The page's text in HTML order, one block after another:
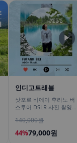
인디고트래블
삿포로 비에이 후라노 버
스투어 DSLR 사진 촬영
140,000원
44%79,000원
▶